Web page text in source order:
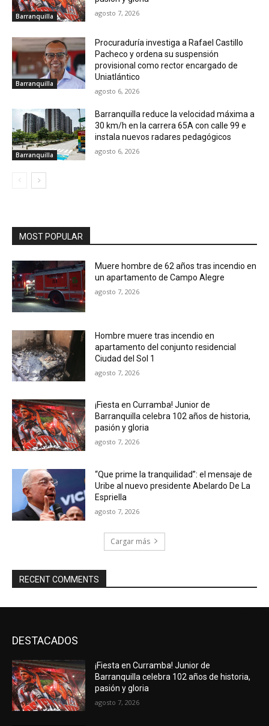
Barranquilla agosto 7, 2026
Barranquilla
Procuraduría investiga a Rafael Castillo
Pacheco y ordena su suspensión
provisional como rector encargado de
Uniatlántico
agosto 6, 2026
Barranquilla
Barranquilla reduce la velocidad máxima a
30 km/h en la carrera 65A con calle 99 e
instala nuevos radares pedagógicos
agosto 6, 2026
MOST POPULAR
Muere hombre de 62 años tras incendio en
un apartamento de Campo Alegre
agosto 7, 2026
Hombre muere tras incendio en
apartamento del conjunto residencial
Ciudad del Sol 1
agosto 7, 2026
¡Fiesta en Curramba! Junior de
Barranquilla celebra 102 años de historia,
pasión y gloria
agosto 7, 2026
“Que prime la tranquilidad”: el mensaje de
Uribe al nuevo presidente Abelardo De La
Espriella
agosto 7, 2026
Cargar más
RECENT COMMENTS
DESTACADOS
¡Fiesta en Curramba! Junior de
Barranquilla celebra 102 años de historia,
pasión y gloria
agosto 7, 2026